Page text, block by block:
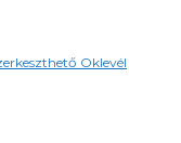
Oklevél